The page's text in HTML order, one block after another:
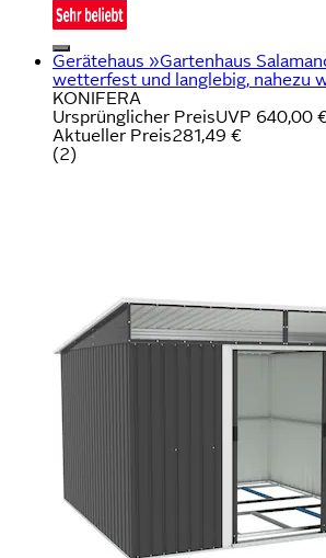
Gerätehaus »Gartenhaus
wetterfest und langlebig, nahezu
KONIFERA
Ursprünglicher PreisUVP 640,00
Aktueller Preis281,49 €
(2)